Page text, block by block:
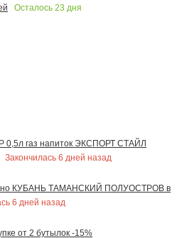
Осталось 23 дня
газ напиток ЭКСПОРТ СТАЙЛ
Закончилась 6 дней назад
КУБАНЬ ТАМАНСКИЙ ПОЛУОСТРОВ в
6 дней назад
от 2 бутылок -15%